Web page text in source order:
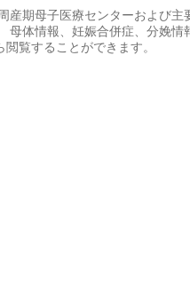
産期母子医療センターおよび
母体情報、妊娠合併症、分娩
覧することができます。